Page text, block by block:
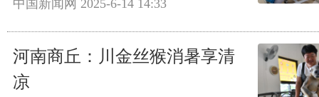
中国新闻网 2025-6-14 14:33
河南商丘：川金丝猴消暑享清
凉